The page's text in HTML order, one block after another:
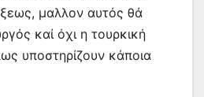
μαλλον αυτός θά
καί όχι η τουρκική
υποστηρίζουν κάποια